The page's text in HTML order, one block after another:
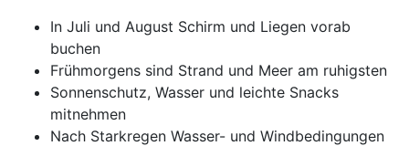
In Juli und August Schirm und Liegen vorab
buchen
Frühmorgens sind Strand und Meer am ruhigsten
Sonnenschutz, Wasser und leichte Snacks
mitnehmen
Nach Starkregen Wasser- und Windbedingungen